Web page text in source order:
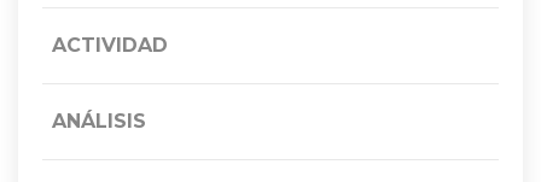
ACTIVIDAD
ANÁLISIS